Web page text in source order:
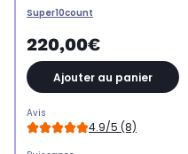
Super10count
220,00€
Ajouter au panier
Avis
4.9/5 (8)